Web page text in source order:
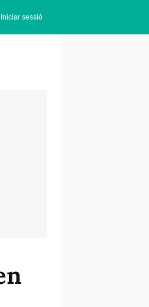
Iniciar sessió